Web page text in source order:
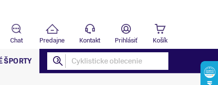
Chat Predajne Kontakt Prihlásiť Košík
ŠPORTY